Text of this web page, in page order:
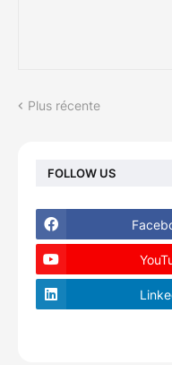
Plus récente
FOLLOW US